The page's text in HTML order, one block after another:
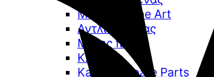
Μελάνια Fine Art
Αντλίες πένας
Μύτες πένας
Κλιπ
Kaweco Spare Parts